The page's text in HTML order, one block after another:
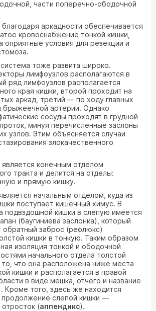
части поперечно-ободочной
аркадности обеспечивается
кровоснабжение тонкой кишки,
условия для резекции и
тоже развита широко.
лимфоузлов располагаются в
ряд лимфоузлов располагается
края кишки, второй проходит на
аркад, третий — по ходу главных
брыжеечной артерии. Однако
сосуды проходят в грудной
минуя перечисленные заслоны
узлов. Этим объясняется случаи
злокачественного
является конечным отделом
тракта и делится на отделы:
и прямую кишку.
начальным отделом, куда из
поступает кишечный химус. В
подвздошной кишки в слепую имеется
(баугиниева заслонка), который
заброс (рефлюкс)
кишки в тонкую. Таким образом
изоляция тонкой и ободочной
начального отдела толстой
то, что она расположена ниже места
кишки и располагается в правой
в виде мешка, отчего и название
Кроме того, здесь же находится
продолжение слепой кишки —
(аппендикс).